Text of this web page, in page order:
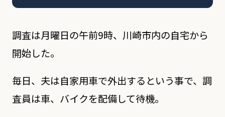
調査は月曜日の午前9時、川崎市内の自宅から
開始した。
毎日、夫は自家用車で外出するという事で、調
査員は車、バイクを配備して待機。